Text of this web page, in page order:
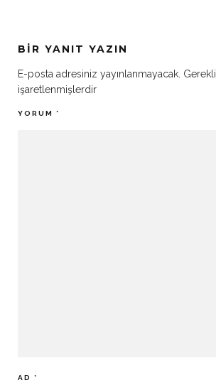
BIR YANIT YAZIN
E-posta adresiniz yayınlanmayacak.
işaretlenmişlerdir
YORUM *
AD *